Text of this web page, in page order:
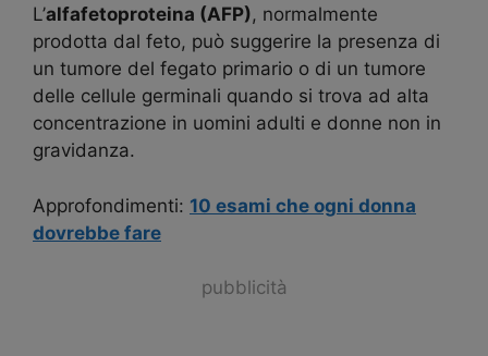
L’alfafetoproteina (AFP), normalmente
prodotta dal feto, può suggerire la presenza di
un tumore del fegato primario o di un tumore
delle cellule germinali quando si trova ad alta
concentrazione in uomini adulti e donne non in
gravidanza.
Approfondimenti: 10 esami che ogni donna
dovrebbe fare
pubblicità